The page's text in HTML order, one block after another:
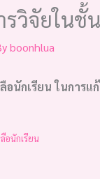
วิจัยในชั้
boonhlua
กเรียน ในการแ
อนักเรียน